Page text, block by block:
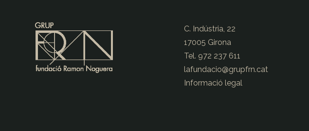
C. Indústria, 22
17005 Girona
Tel. 972 237 611
lafundacio@grupfrn.cat
Informació legal